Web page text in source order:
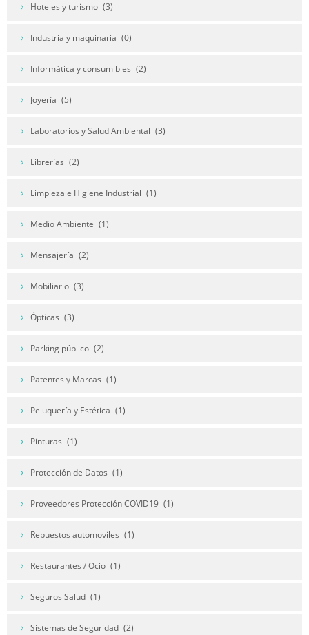
Hoteles y turismo (3)
Industria y maquinaria (0)
Informática y consumibles (2)
Joyería (5)
Laboratorios y Salud Ambiental (3)
Librerías (2)
Limpieza e Higiene Industrial (1)
Medio Ambiente (1)
Mensajería (2)
Mobiliario (3)
Ópticas (3)
Parking público (2)
Patentes y Marcas (1)
Peluquería y Estética (1)
Pinturas (1)
Protección de Datos (1)
Proveedores Protección COVID19 (1)
Repuestos automoviles (1)
Restaurantes / Ocio (1)
Seguros Salud (1)
Sistemas de Seguridad (2)